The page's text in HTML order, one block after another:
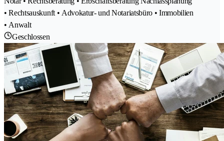
• Rechtsauskunft • Advokatur- und Notariatsbüro • Immobilien
• Anwalt
Geschlossen